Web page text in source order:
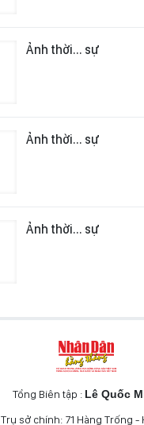
Ảnh thời... sự
Ảnh thời... sự
Ảnh thời... sự
Tổng Biên tập : Lê Quốc
Trụ sở chính: 71 Hàng Trống -